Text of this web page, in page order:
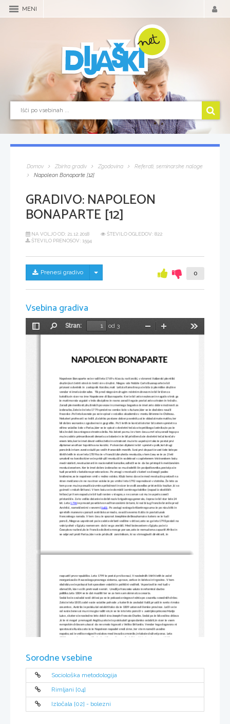
MENI
Domov Zbirka gradiv Zgodovina
Referati, seminarske naloge
Napoleon Bonaparte [12]
GRADIVO:NAPOLEON
BONAPARTE [12]
NA VOLJO OD: 21.12.2018
ŠTEVILO OGLEDOV: 822
ŠTEVILO PRENOSOV: 1594
Prenesi gradivo Skrij/prikaži meni 0
Vsebina gradiva
Preklopi
Stran:
od 3
Pomanjšaj
NAPOLEON BONAPARTE
Napoleon Bonaparte se je rodil leta 1769 v Ajacciu na Korziki, v skromni italjanski plemiški
družini,kot četrti otrok in tretji sin v družini. Njegov oče Nobile Carlo Buonaparte je bil
priznani odvetnik in  zastopnik Korzike,mati  Letizia Ramolino pa je bila iz plemiške družine
vendar ni imela izobrazbe. Tik pred njegovim drugim rojstnim dnevom je bil krščen za
katolika in sicer na ime Napoleone di Buonaparte. Ker je bil zelo neutesan in nagajiv otrok ga
je mati morala vzgajat s trdo disciplino in ravno zaradi tega je postal zelo vztrajen in trdoživ.
Zaradi plemenitosti,družinskih povezav in zmernega bogastva je imel zelo dobre možnosti za
izobrazbo,Zato je že leta 1779 sprejet na versko šolo v Autuno,kjer se je dodobra naučil
fracosko .Pol leta kasneje pa se je vpisal v vojaško akademijo v mestu Brienne-le-Château.
Nekateri profesorji so trdili ,da lahko postane dober povelnik,saj je obladal matematiko,ter
bil dobro seznanje z zgodovino in gegrafijo. Po 5 letih je končal šolo ter bil zatem sprejet na
elitno vojaško šolo v Parizu,kjer se je vpisal v dvoletni tečaj za topniškega častnika,to pa je
bila že dalj časa njegova strastna želja. Na žalost pa mu je v tem času umrl oče,zaradi tega pa
mu je začelo primanjkovati denarja za šolanje in je bil prisiljen da je dvoletni tečaj končal v
enem leto,ker je imel dovol veliko željo in vstrajnost mu je to uspelo,in tako je postal prvi
diplomeran oficer topništva na korziki.  Po končan diplomi je bil  sprejet v polk,kot drugi
poročnik in tam zvesto služil po večih francoskih mestih. Svoj prvi dopust je vzel šele šele po
štirjih letih in sicer leta 1789 ko je v Franciji izbruhnila revolucija,v tem času se je za 2 leti
umaknil na korziko kjer se je pridružil revoluciji in sodeloval v zapletenem tristranskem boju
med rojalisti ,revolucionarji in nacionalisti korozike,odločil se je  da bo pristopil k meščanskim
revolucionarjem. Ker je imel dobro izobrazbo so mu dodelili čin podpolkovnika,postal pa je
tudi povelnik v bataljona prostovolcev. Po zmagi v revoluciji v kateri so dosegli padec
kraljevine,se je napoleon vrnil v redno vojsko. Kljub temo da se je med revolucijo postavil na
stran meščanov in ne na stran vojske je po vrnitvi leta 1792 napredoval v stotnika. Že leto za
tem pa se mu je ponudila izvrstna priložnost in sicer je vodil zasedbo pristanišča toullun ,ki so
ga imeli v rokah Britanci. V tem boju se je domislil izvrstnega taktike (napad iz okoliških
hribov) pri tem napadu je bil tudi ranjen v stegno,a  ne zaman saj mu je uspelo zaseči
pristanišče. Za to veliko dejanje je dobil naziv brigadnega generala, čeprav je bil star šele 24
let. Leta 1796 je prevzel poveljstvo nad francoskimi četami, ki naj bi jug Francije branile pred
Avstrijci, nameščenimi v severni Italiji. Po zaslugi svojega briljantnega uma je po nizu bitk in
spretnih manevrov porazil avstrijsko armado, osvojil severno Italijo in postal junak
francoskega naroda. V tem času je spoznal Josephine de Beauharnais s katero se je tudi
poroči,.Njegova uspešnost pa je začela skrbeti vodilne v državi,zato so ga leta 1798 poslali na
vojni pohot v Egipt,z namenom  da bi se ga znebili. Med bojevanjem v Egiptu pa je iz
Časopisov razbral,da je Francija doživela mnoge poraze,zato je nemudoma zapustil Afriko in
se odpravil proti Parizu,kjer se je pridružil zarotnikom, ki so strmoglavili direktorij, in
razpustil prvo republiko. Leta 1799 je postal prvi konzul, V naslednjih štirih letih je začel
reorganizacijo fravcoskega pravnega sistema, uprave, cerkve in šolstva in trgovino. V tem
obdobju se je pokazal kot sposoben vojaški in politični voditelj. Vspostavil je red tudi v
območjih, kjer so jih pretresali nemiri.
Uredil je francosko valuto in reformiral davčno
politiko.Leta 1804 se je dal maziliti ter se za tem sam okronal za cesarja.
Sedaj ko je zavladal svoji državi pa se je pokazala njegova težnja po zavzetju sosednjih držav.
Zato je leta 1805 začel svoje vojaške pohode ,v katerih je zavladal italiji,prusiji in sveto rimsko
cesarstvo, Avstrijo je poiskušal oslabiti tako da je 1809 ustanovil ilerske province. Ločil se je
od svoje žene saj mu ni mogla roditi sin,in se še isto leto poročil s avstrijsko princeso Marijo
Luiso ,s katero je nasledno leto dobil sina Joseph-Francois-Charles .Sedaj pa je bila edina država
,ki je ni mogel  premagati Anglija,zato je jo poiskušall gospodarsko oslabiti,in sicer je vsem
evropskim državam ukazal  da ne smejo trgovati z Veliko Britanijo. Vendar tega dogovora ni
spostovala Rusija zato jo je Napoleon napadel sredi zime ,ter s tem naredil usodno
napako,saj je veliko nejgovih vojakov med invazijo zmrznilo,in takoje doživel poraz. Leta
1813 so napoleona napadli združeni Evropski narodi v bitki pri leipzigu ,imenovani bitka
so mu bili še vedno zvesti,a ta pohod se je hitro končal saj je doživel ponoven poraz proti
evropskim državam v waterlooju.Po tem dogotko je bil izgnan na otok sveta helena, kjer je
Sorodne vsebine
Sociološka metodologija
Rimljani [04]
Izločala [02] - bolezni